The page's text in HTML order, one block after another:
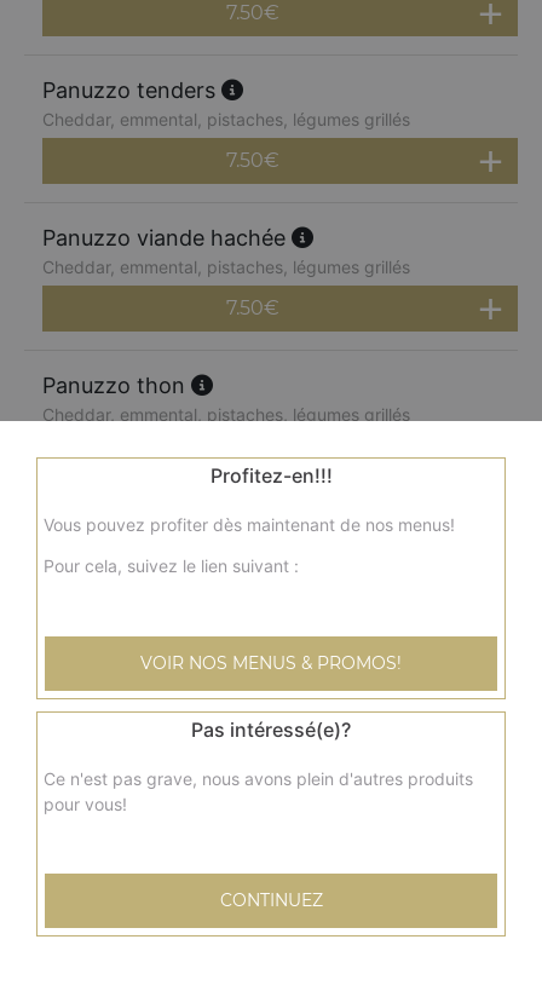
7.50€
Panuzzo tenders
Cheddar, emmental, pistaches, légumes grillés
7.50€
Panuzzo viande hachée
Cheddar, emmental, pistaches, légumes grillés
7.50€
Panuzzo thon
Cheddar, emmental, pistaches, légumes grillés
7.50€
Panuzzo saumon
Cheddar, emmental, pistaches, légumes grillés
Cheddar, emmental, pistaches, légumes grillés + frites +
10.00€
Profitez-en!!!
Vous pouvez profiter dès maintenant de nos menus!
Pour cela, suivez le lien suivant :
VOIR NOS MENUS & PROMOS!
Pas intéressé(e)?
Ce n'est pas grave, nous avons plein d'autres produits
pour vous!
CONTINUEZ